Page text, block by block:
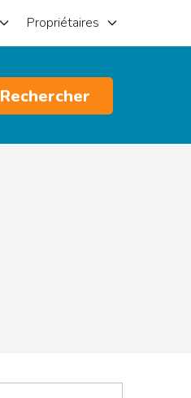
Propriétaires
Rechercher